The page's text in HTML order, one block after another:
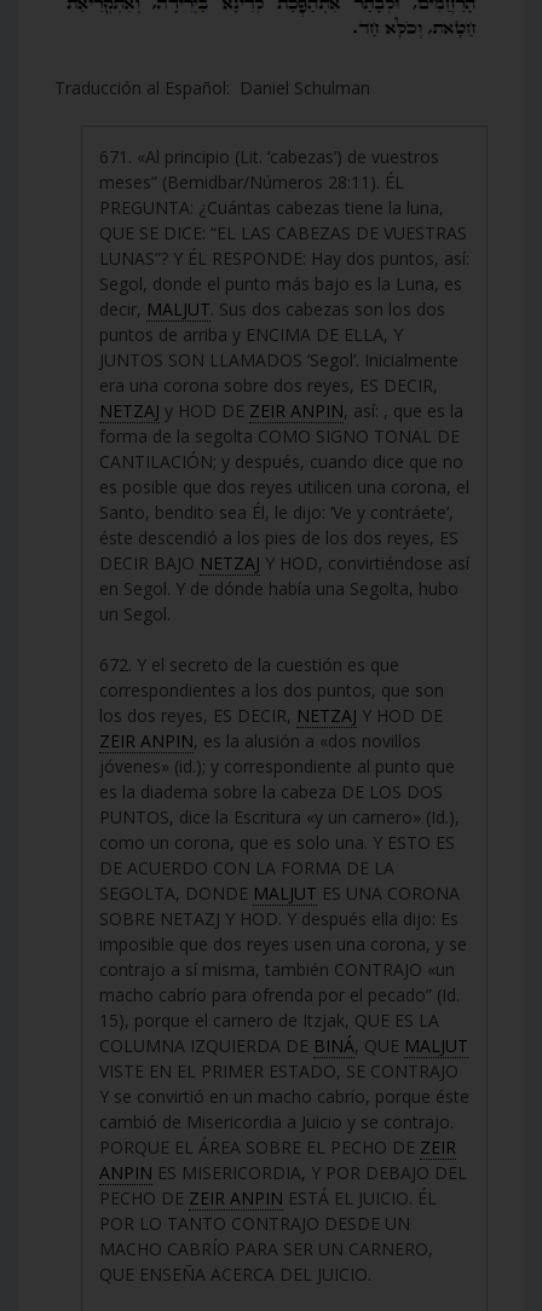
Traducción al Español: Daniel Schulman
671. «Al principio (Lit. ‘cabezas’) de vuestros
meses” (Bemidbar/Números 28:11). ÉL
PREGUNTA: ¿Cuántas cabezas tiene la luna,
QUE SE DICE: “EL LAS CABEZAS DE VUESTRAS
LUNAS”? Y ÉL RESPONDE: Hay dos puntos, así:
Segol, donde el punto más bajo es la Luna, es
decir, MALJUT. Sus dos cabezas son los dos
puntos de arriba y ENCIMA DE ELLA, Y
JUNTOS SON LLAMADOS ‘Segol’. Inicialmente
era una corona sobre dos reyes, ES DECIR,
NETZAJ y HOD DE ZEIR ANPIN, así: , que es la
forma de la segolta COMO SIGNO TONAL DE
CANTILACIÓN; y después, cuando dice que no
es posible que dos reyes utilicen una corona, el
Santo, bendito sea Él, le dijo: ‘Ve y contráete’,
éste descendió a los pies de los dos reyes, ES
DECIR BAJO NETZAJ Y HOD, convirtiéndose así
en Segol. Y de dónde había una Segolta, hubo
un Segol.
672. Y el secreto de la cuestión es que
correspondientes a los dos puntos, que son
los dos reyes, ES DECIR, NETZAJ Y HOD DE
ZEIR ANPIN, es la alusión a «dos novillos
jóvenes» (id.); y correspondiente al punto que
es la diadema sobre la cabeza DE LOS DOS
PUNTOS, dice la Escritura «y un carnero» (Id.),
como un corona, que es solo una. Y ESTO ES
DE ACUERDO CON LA FORMA DE LA
SEGOLTA, DONDE MALJUT ES UNA CORONA
SOBRE NETAZJ Y HOD. Y después ella dijo: Es
imposible que dos reyes usen una corona, y se
contrajo a sí misma, también CONTRAJO «un
macho cabrío para ofrenda por el pecado” (Id.
15), porque el carnero de Itzjak, QUE ES LA
COLUMNA IZQUIERDA DE BINÁ, QUE MALJUT
VISTE EN EL PRIMER ESTADO, SE CONTRAJO
Y se convirtió en un macho cabrío, porque éste
cambió de Misericordia a Juicio y se contrajo.
PORQUE EL ÁREA SOBRE EL PECHO DE ZEIR
ANPIN ES MISERICORDIA, Y POR DEBAJO DEL
PECHO DE ZEIR ANPIN ESTÁ EL JUICIO. ÉL
POR LO TANTO CONTRAJO DESDE UN
MACHO CABRÍO PARA SER UN CARNERO,
QUE ENSEÑA ACERCA DEL JUICIO.